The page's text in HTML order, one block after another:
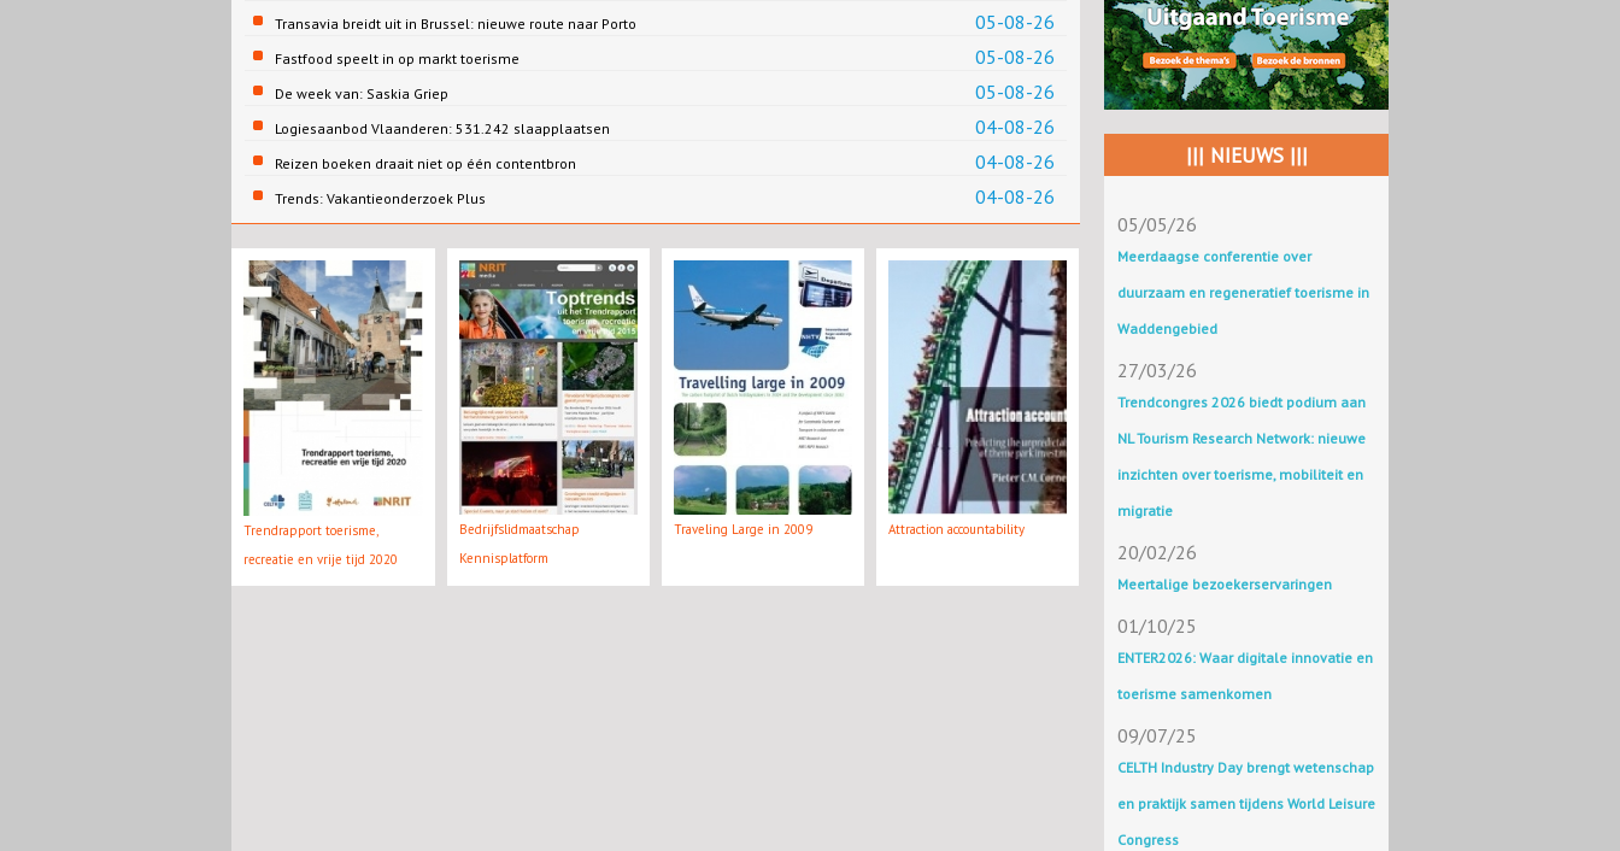
05-08-26
Transavia breidt uit in Brussel: nieuwe route naar Porto
05-08-26
Fastfood speelt in op markt toerisme
05-08-26
De week van: Saskia Griep
04-08-26
Logiesaanbod Vlaanderen: 531.242 slaapplaatsen
04-08-26
Reizen boeken draait niet op één contentbron
04-08-26
Trends: Vakantieonderzoek Plus
Trendrapport toerisme,
recreatie en vrije tijd 2020
Bedrijfslidmaatschap
Kennisplatform
Traveling Large in 2009 Attraction accountability
||| NIEUWS |||
05/05/26
Meerdaagse conferentie over
duurzaam en regeneratief toerisme in
Waddengebied
27/03/26
Trendcongres 2026 biedt podium aan
NL Tourism Research Network: nieuwe
inzichten over toerisme, mobiliteit en
migratie
20/02/26
Meertalige bezoekerservaringen
01/10/25
ENTER2026: Waar digitale innovatie en
toerisme samenkomen
09/07/25
CELTH Industry Day brengt wetenschap
en praktijk samen tijdens World Leisure
Congress